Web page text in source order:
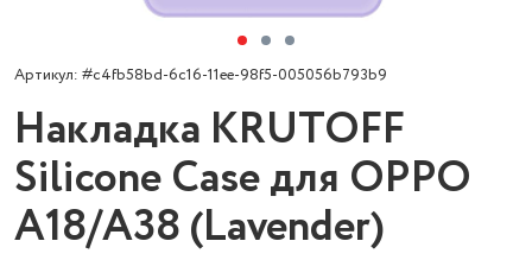
Артикул: #c4fb58bd-6c16-11ee-98f5-005056b793b9
Накладка KRUTOFF
Silicone Case для OPPO
A18/A38 (Lavender)